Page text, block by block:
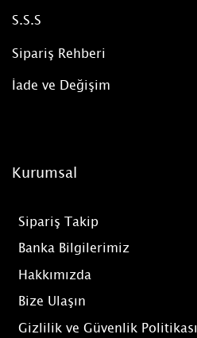
S.S.S
Sipariş Rehberi
İade ve Değişim
Kurumsal
Sipariş Takip
Banka Bilgilerimiz
Hakkımızda
Bize Ulaşın
Gizlilik ve Güvenlik Politikası